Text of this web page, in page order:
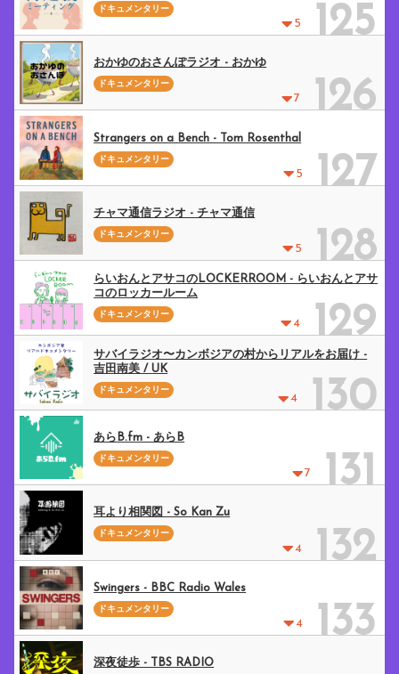
5 125
ドキュメンタリー
7 126
おかゆのおさんぽラジオ - おかゆ
ドキュメンタリー
5 127
Strangers on a Bench - Tom Rosenthal
ドキュメンタリー
5 128
チャマ通信ラジオ - チャマ通信
ドキュメンタリー
4 129
らいおんとアサコのLOCKERROOM - らいおんとアサ
コのロッカールーム
ドキュメンタリー
4 130
サバイラジオ〜カンボジアの村からリアルをお届け -
吉田南美 / UK
ドキュメンタリー
7 131
あらB.fm - あらB
ドキュメンタリー
4 132
耳より相関図 - So Kan Zu
ドキュメンタリー
4 133
Swingers - BBC Radio Wales
ドキュメンタリー
深夜徒歩 - TBS RADIO